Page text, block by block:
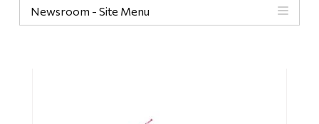
Newsroom - Site MenuLiens rapides
Liens